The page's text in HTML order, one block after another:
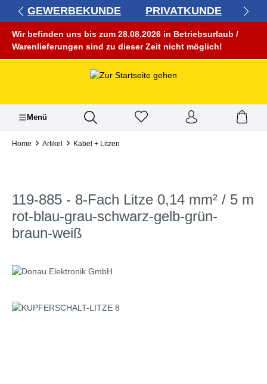
springen
GEWERBEKUNDE PRIVATKUNDE
Wir befinden uns bis zum 28.08.2026 in Betriebsurlaub /
Warenlieferungen sind zu dieser Zeit nicht möglich!
Menü
Home Artikel Kabel + Litzen
119-885 - 8-Fach Litze 0,14 mm² / 5 m
rot-blau-grau-schwarz-gelb-grün-
braun-weiß
Bildergalerie überspringen